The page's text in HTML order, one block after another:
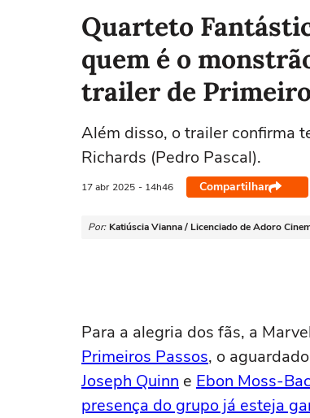
Quarteto
quem é o
trailer de
Além disso, o trailer confirma
Richards (Pedro Pascal).
17 abr 2025 - 14h46 Compartilhar
Por: Katiúscia Vianna / Licenciado de Adoro
Para a alegria dos fãs, a
Primeiros Passos, o
Joseph Quinn e Ebon Moss-
presença do grupo já esteja